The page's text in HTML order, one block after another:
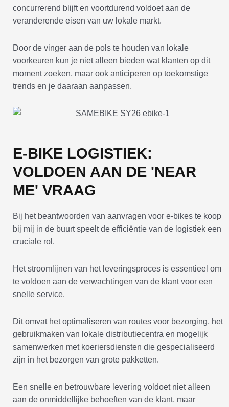
concurrerend blijft en voortdurend voldoet aan de
veranderende eisen van uw lokale markt.
Door de vinger aan de pols te houden van lokale
voorkeuren kun je niet alleen bieden wat klanten op dit
moment zoeken, maar ook anticiperen op toekomstige
trends en je daaraan aanpassen.
E-BIKE LOGISTIEK:
VOLDOEN AAN DE 'NEAR
ME' VRAAG
Bij het beantwoorden van aanvragen voor e-bikes te koop
bij mij in de buurt speelt de efficiëntie van de logistiek een
cruciale rol.
Het stroomlijnen van het leveringsproces is essentieel om
te voldoen aan de verwachtingen van de klant voor een
snelle service.
Dit omvat het optimaliseren van routes voor bezorging, het
gebruikmaken van lokale distributiecentra en mogelijk
samenwerken met koeriersdiensten die gespecialiseerd
zijn in het bezorgen van grote pakketten.
Een snelle en betrouwbare levering voldoet niet alleen
aan de onmiddellijke behoeften van de klant, maar